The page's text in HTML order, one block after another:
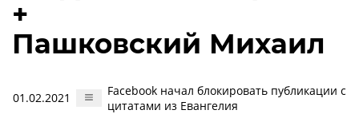
+
Пашковский Михаил
01.02.2021
Facebook начал блокировать публикации с
цитатами из Евангелия